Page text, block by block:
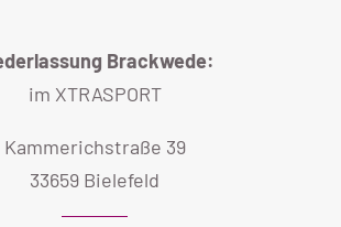
Brackwede:
im XTRASPORT
Kammerichstraße 39
33659 Bielefeld